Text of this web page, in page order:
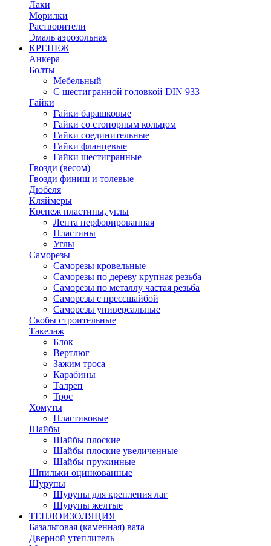
Лаки
Морилки
Растворители
Эмаль аэрозольная
КРЕПЕЖ
Анкера
Болты
Мебельный
С шестигранной головкой DIN 933
Гайки
Гайки барашковые
Гайки со стопорным кольцом
Гайки соединительные
Гайки фланцевые
Гайки шестигранные
Гвозди (весом)
Гвозди финиш и толевые
Дюбеля
Кляймеры
Крепеж пластины, углы
Лента перфорированная
Пластины
Углы
Саморезы
Саморезы кровельные
Саморезы по дереву крупная резьба
Саморезы по металлу частая резьба
Саморезы с прессшайбой
Саморезы универсальные
Скобы строительные
Такелаж
Блок
Вертлюг
Зажим троса
Карабины
Талреп
Трос
Хомуты
Пластиковые
Шайбы
Шайбы плоские
Шайбы плоские увеличенные
Шайбы пружинные
Шпильки оцинкованные
Шурупы
Шурупы для крепления лаг
Шурупы желтые
ТЕПЛОИЗОЛЯЦИЯ
Базальтовая (каменная) вата
Дверной утеплитель